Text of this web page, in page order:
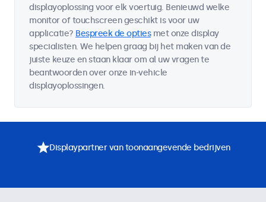
displayoplossing voor elk voertuig. Benieuwd welke
monitor of touchscreen geschikt is voor uw
applicatie? Bespreek de optiesmet onze display
specialisten. We helpen graag bij het maken van de
juiste keuze en staan klaar om al uw vragen te
beantwoorden over onze in-vehicle
displayoplossingen.
Displaypartner van toonaangevende bedrijven